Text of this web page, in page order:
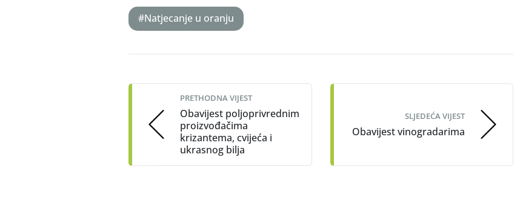
#Natjecanje u oranju
navigation
PRETHODNA VIJEST
Obavijest poljoprivrednim
proizvođačima
krizantema, cvijeća i
ukrasnog bilja
SLJEDEĆA VIJEST
Obavijest vinogradarima